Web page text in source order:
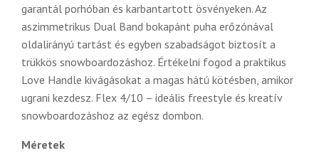
garantál porhóban és karbantartott ösvényeken. Az
aszimmetrikus Dual Band bokapánt puha erőzónával
oldalirányú tartást és egyben szabadságot biztosít a
trükkös snowboardozáshoz. Értékelni fogod a praktikus
Love Handle kivágásokat a magas hátú kötésben, amikor
ugrani kezdesz. Flex 4/10 – ideális freestyle és kreatív
snowboardozáshoz az egész dombon.
Méretek